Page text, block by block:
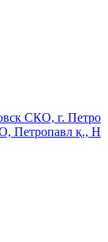
СКО, г. Петро
Петропавл қ., Н